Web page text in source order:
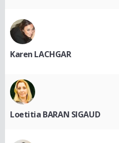
Karen LACHGAR
Loetitia BARAN SIGAUD